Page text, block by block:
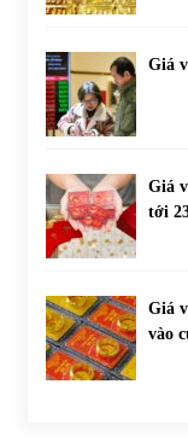
Giá
Giá
tới
Giá
vào